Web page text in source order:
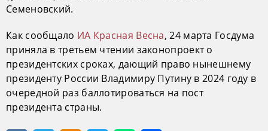
Семеновский.
Как сообщало ИА Красная Весна, 24 марта Госдума
приняла в третьем чтении законопроект о
президентских сроках, дающий право нынешнему
президенту России Владимиру Путину в 2024 году в
очередной раз баллотироваться на пост
президента страны.